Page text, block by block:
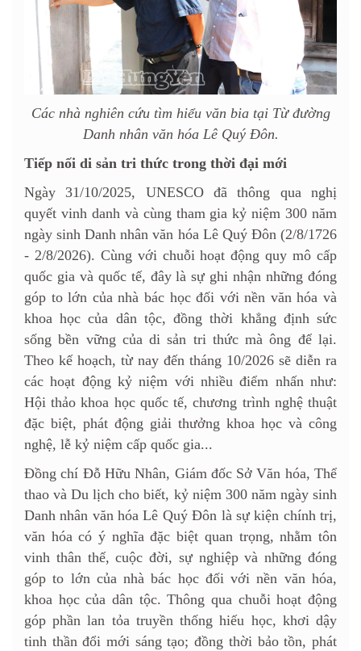
Các nhà nghiên cứu tìm hiểu văn bia tại Từ đường
Danh nhân văn hóa Lê Quý Đôn.
Tiếp nối di sản tri thức trong thời đại mới
Ngày 31/10/2025, UNESCO đã thông qua nghị
quyết vinh danh và cùng tham gia kỷ niệm 300 năm
ngày sinh Danh nhân văn hóa Lê Quý Đôn (2/8/1726
- 2/8/2026). Cùng với chuỗi hoạt động quy mô cấp
quốc gia và quốc tế, đây là sự ghi nhận những đóng
góp to lớn của nhà bác học đối với nền văn hóa và
khoa học của dân tộc, đồng thời khẳng định sức
sống bền vững của di sản tri thức mà ông để lại.
Theo kế hoạch, từ nay đến tháng 10/2026 sẽ diễn ra
các hoạt động kỷ niệm với nhiều điểm nhấn như:
Hội thảo khoa học quốc tế, chương trình nghệ thuật
đặc biệt, phát động giải thưởng khoa học và công
nghệ, lễ kỷ niệm cấp quốc gia...
Đồng chí Đỗ Hữu Nhân, Giám đốc Sở Văn hóa, Thể
thao và Du lịch cho biết, kỷ niệm 300 năm ngày sinh
Danh nhân văn hóa Lê Quý Đôn là sự kiện chính trị,
văn hóa có ý nghĩa đặc biệt quan trọng, nhằm tôn
vinh thân thế, cuộc đời, sự nghiệp và những đóng
góp to lớn của nhà bác học đối với nền văn hóa,
khoa học của dân tộc. Thông qua chuỗi hoạt động
góp phần lan tỏa truyền thống hiếu học, khơi dậy
tinh thần đổi mới sáng tạo; đồng thời bảo tồn, phát